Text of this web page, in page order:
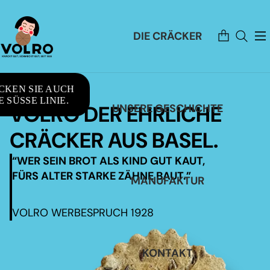
DIE CRÄCKER
UNSERE GESCHICHTE
MANUFAKTUR
KONTAKT
Artikel
im
Warenkorb
SIE AUCH
SÜSSE LINIE.
VOLRO DER EHRLICHE
CRÄCKER AUS BASEL.
“WER SEIN BROT ALS KIND GUT KAUT,
FÜRS ALTER STARKE ZÄHNE BAUT.”
VOLRO WERBESPRUCH 1928